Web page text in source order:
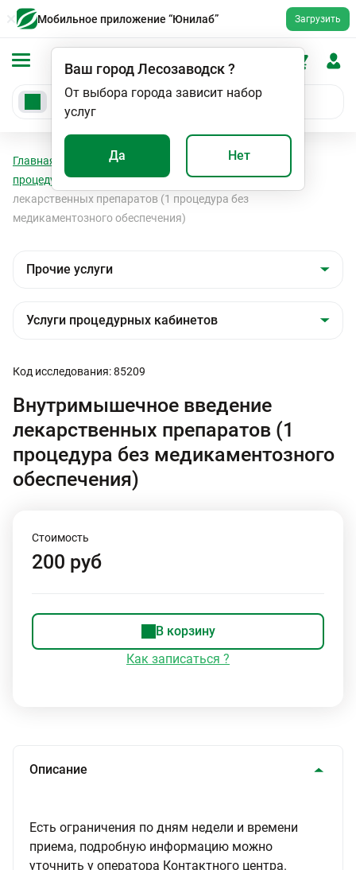
Мобильное приложение “Юнилаб” Загрузить
Ваш городЛесозаводск?
От выбора города зависит набор
услуг
Да Нет
Главная Мед. услуги Прочие услуги
процедурных кабинетов
Внутримышечное введение
лекарственных препаратов (1 процедура без
медикаментозного обеспечения)
Код исследования: 85209
Внутримышечное введение
лекарственных препаратов (1
процедура без медикаментозного
обеспечения)
Стоимость
200 руб
В корзину
Как записаться ?
Описание
Есть ограничения по дням недели и времени
приема, подробную информацию можно
уточнить у оператора Контактного центра.